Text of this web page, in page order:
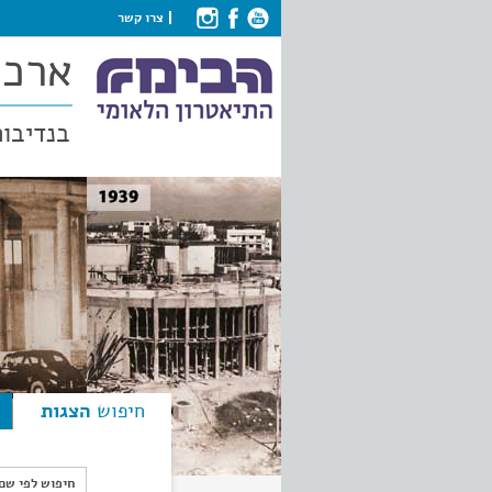
צרו קשר
חיפוש הצגות
חיפוש לפי